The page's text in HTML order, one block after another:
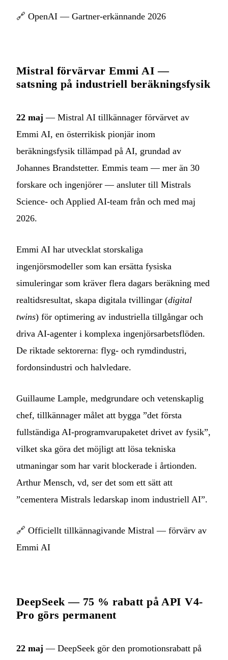
🔗 OpenAI — Gartner-erkännande 2026
Mistral förvärvar Emmi AI —
satsning på industriell beräkningsfysik
22 maj — Mistral AI tillkännager förvärvet av
Emmi AI, en österrikisk pionjär inom
beräkningsfysik tillämpad på AI, grundad av
Johannes Brandstetter. Emmis team — mer än 30
forskare och ingenjörer — ansluter till Mistrals
Science- och Applied AI-team från och med maj
2026.
Emmi AI har utvecklat storskaliga
ingenjörsmodeller som kan ersätta fysiska
simuleringar som kräver flera dagars beräkning med
realtidsresultat, skapa digitala tvillingar (digital
twins) för optimering av industriella tillgångar och
driva AI-agenter i komplexa ingenjörsarbetsflöden.
De riktade sektorerna: flyg- och rymdindustri,
fordonsindustri och halvledare.
Guillaume Lample, medgrundare och vetenskaplig
chef, tillkännager målet att bygga ”det första
fullständiga AI-programvarupaketet drivet av fysik”,
vilket ska göra det möjligt att lösa tekniska
utmaningar som har varit blockerade i årtionden.
Arthur Mensch, vd, ser det som ett sätt att
”cementera Mistrals ledarskap inom industriell AI”.
🔗 Officiellt tillkännagivande Mistral — förvärv av
Emmi AI
DeepSeek — 75 % rabatt på API V4-
Pro görs permanent
22 maj — DeepSeek gör den promotionsrabatt på